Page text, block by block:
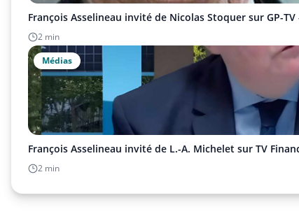
François Asselineau invité de Nicolas Stoquer sur GP-TV
2 min
Médias
François Asselineau invité de L.-A. Michelet sur TV
2 min